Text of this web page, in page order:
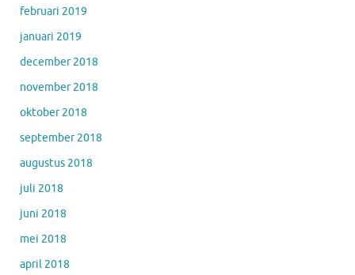
februari 2019
januari 2019
december 2018
november 2018
oktober 2018
september 2018
augustus 2018
juli 2018
juni 2018
mei 2018
april 2018